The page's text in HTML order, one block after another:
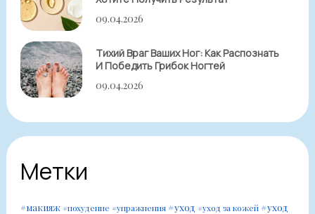
09.04.2026
Тихий Враг Ваших Ног: Как Распознать
И Победить Грибок Ногтей
09.04.2026
Метки
#макияж #похудение #упражнения #уход #уход за кожей #уход